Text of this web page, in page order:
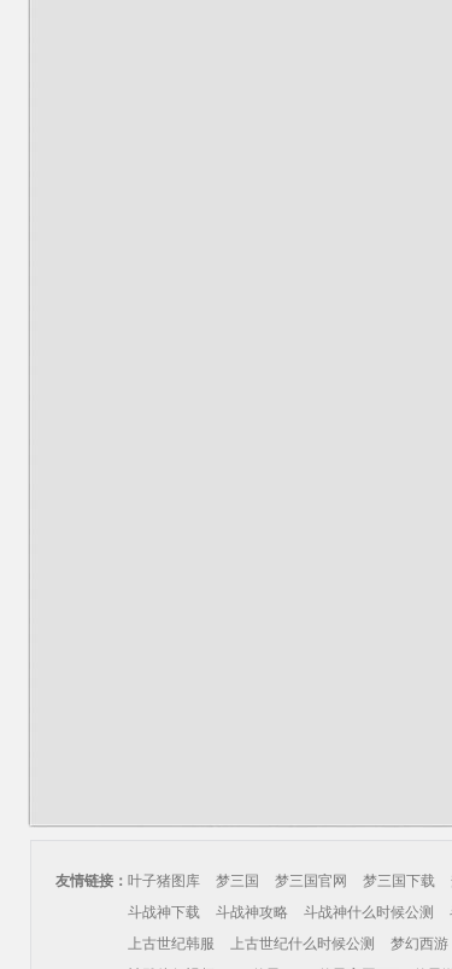
友情链接： 叶子猪图库 梦三国 梦三国官网 梦三国下载
斗战神下载
斗战神攻略 斗战神什么时候公测
上古世纪韩服
上古世纪什么时候公测 梦幻西游